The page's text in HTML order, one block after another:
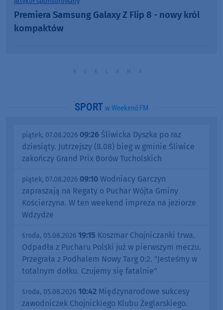
Premiera Samsung Galaxy Z Flip 8 - nowy król
kompaktów
SPORT w Weekend FM
piątek, 07.08.2026 09:26 Śliwicka Dyszka po raz
dziesiąty. Jutrzejszy (8.08) bieg w gminie Śliwice
zakończy Grand Prix Borów Tucholskich
piątek, 07.08.2026 09:10 Wodniacy Garczyn
zapraszają na Regaty o Puchar Wójta Gminy
Kościerzyna. W ten weekend impreza na jeziorze
Wdzydze
środa, 05.08.2026 19:15 Koszmar Chojniczanki trwa.
Odpadła z Pucharu Polski już w pierwszym meczu.
Przegrała z Podhalem Nowy Targ 0:2. "Jesteśmy w
totalnym dołku. Czujemy się fatalnie"
środa, 05.08.2026 10:42 Międzynarodowe sukcesy
zawodniczek Chojnickiego Klubu Żeglarskiego.